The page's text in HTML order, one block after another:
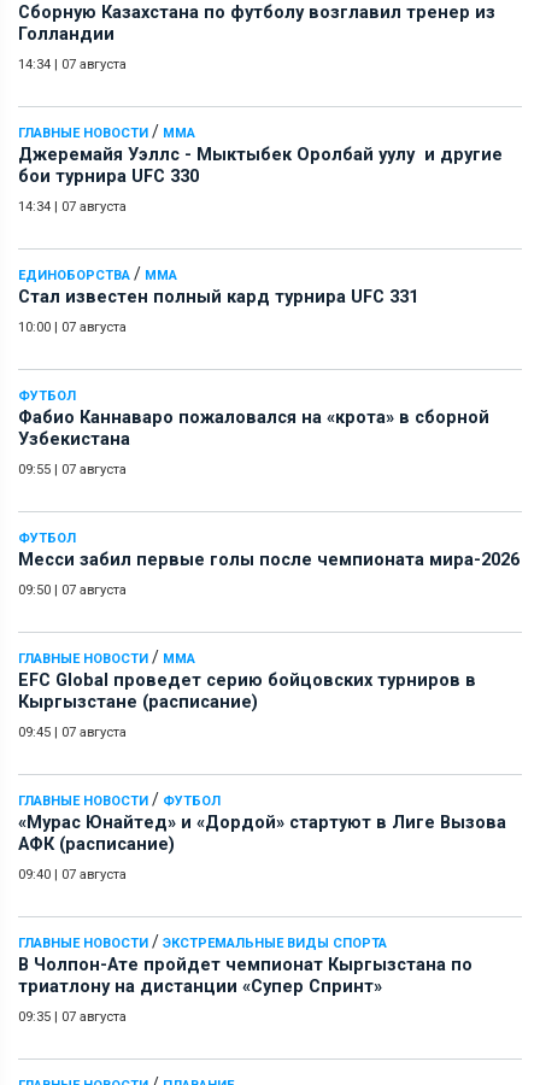
Сборную Казахстана по футболу возглавил тренер из
Голландии
14:34 | 07 августа
ГЛАВНЫЕ НОВОСТИ / ММА
Джеремайя Уэллс - Мыктыбек Оролбай уулу и другие
бои турнира UFC 330
14:34 | 07 августа
ЕДИНОБОРСТВА / ММА
Стал известен полный кард турнира UFC 331
10:00 | 07 августа
ФУТБОЛ
Фабио Каннаваро пожаловался на «крота» в сборной
Узбекистана
09:55 | 07 августа
ФУТБОЛ
Месси забил первые голы после чемпионата мира-2026
09:50 | 07 августа
ГЛАВНЫЕ НОВОСТИ / ММА
EFC Global проведет серию бойцовских турниров в
Кыргызстане (расписание)
09:45 | 07 августа
ГЛАВНЫЕ НОВОСТИ / ФУТБОЛ
«Мурас Юнайтед» и «Дордой» стартуют в Лиге Вызова
АФК (расписание)
09:40 | 07 августа
ГЛАВНЫЕ НОВОСТИ / ЭКСТРЕМАЛЬНЫЕ ВИДЫ СПОРТА
В Чолпон-Ате пройдет чемпионат Кыргызстана по
триатлону на дистанции «Супер Спринт»
09:35 | 07 августа